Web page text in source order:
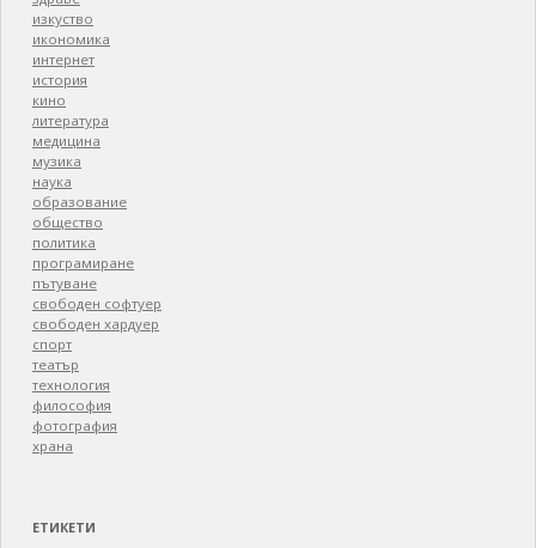
изкуство
икономика
интернет
история
кино
литература
медицина
музика
наука
образование
общество
политика
програмиране
пътуване
свободен софтуер
свободен хардуер
спорт
театър
технология
философия
фотография
храна
ЕТИКЕТИ